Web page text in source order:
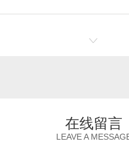
在线留言
LEAVE A